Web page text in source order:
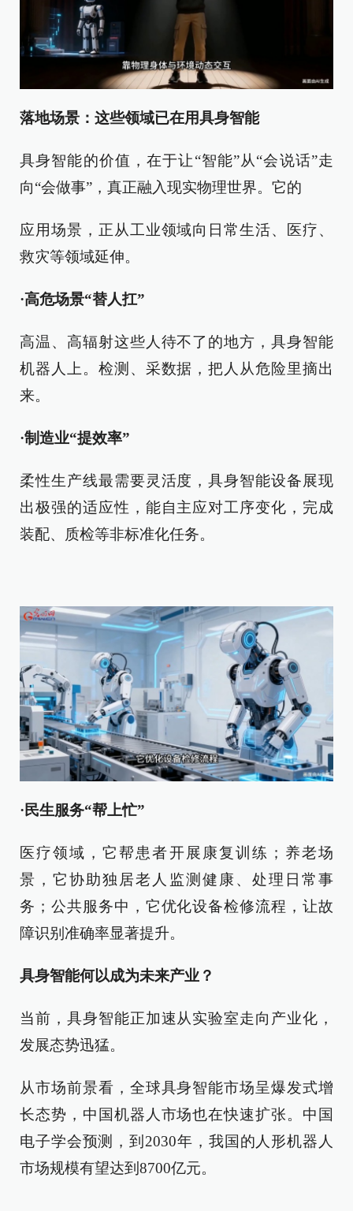
落地场景：这些领域已在用具身智能
具身智能的价值，在于让“智能”从“会说话”走
向“会做事”，真正融入现实物理世界。它的
应用场景，正从工业领域向日常生活、医疗、
救灾等领域延伸。
·高危场景“替人扛”
高温、高辐射这些人待不了的地方，具身智能
机器人上。检测、采数据，把人从危险里摘出
来。
·制造业“提效率”
柔性生产线最需要灵活度，具身智能设备展现
出极强的适应性，能自主应对工序变化，完成
装配、质检等非标准化任务。
·民生服务“帮上忙”
医疗领域，它帮患者开展康复训练；养老场
景，它协助独居老人监测健康、处理日常事
务；公共服务中，它优化设备检修流程，让故
障识别准确率显著提升。
具身智能何以成为未来产业？
当前，具身智能正加速从实验室走向产业化，
发展态势迅猛。
从市场前景看，全球具身智能市场呈爆发式增
长态势，中国机器人市场也在快速扩张。中国
电子学会预测，到2030年，我国的人形机器人
市场规模有望达到8700亿元。